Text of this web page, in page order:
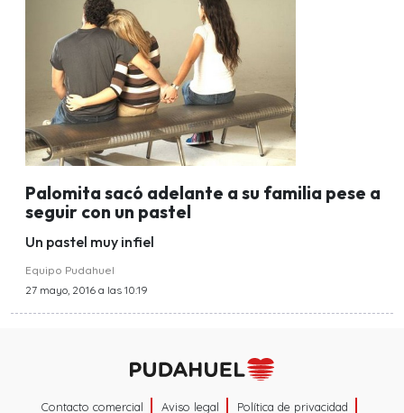
Palomita sacó adelante a su familia pese a
seguir con un pastel
Un pastel muy infiel
Equipo Pudahuel
27 mayo, 2016 a las 10:19
Contacto comercial Aviso legal Política de privacidad